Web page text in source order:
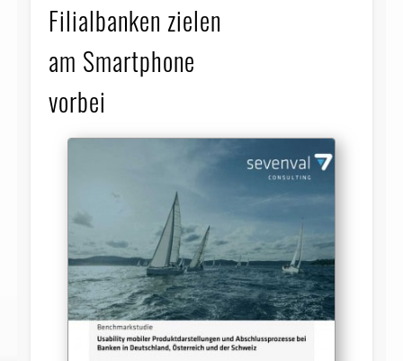
Filialbanken zielen
am Smartphone
vorbei